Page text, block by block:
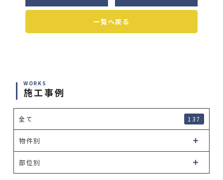
一覧へ戻る
WORKS
施工事例
全て 137
物件別
部位別